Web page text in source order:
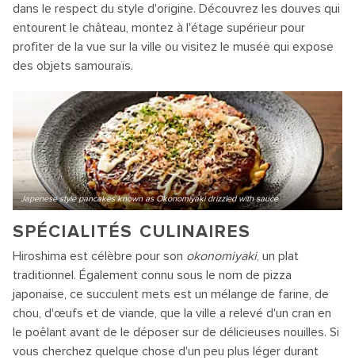
dans le respect du style d'origine. Découvrez les douves qui
entourent le château, montez à l'étage supérieur pour
profiter de la vue sur la ville ou visitez le musée qui expose
des objets samouraïs.
Japenese style pancakes known as Okonomiyaki drizzled with sauce
SPÉCIALITÉS CULINAIRES
Hiroshima est célèbre pour son okonomiyaki, un plat
traditionnel. Également connu sous le nom de pizza
japonaise, ce succulent mets est un mélange de farine, de
chou, d'œufs et de viande, que la ville a relevé d'un cran en
le poêlant avant de le déposer sur de délicieuses nouilles. Si
vous cherchez quelque chose d'un peu plus léger durant